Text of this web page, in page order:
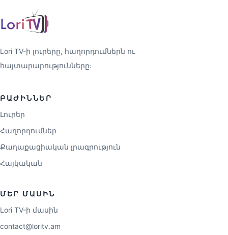
Lori TV-ի լուրերը, հաղորդումներն ու
հայտարարությունները։
ԲԱԺԻՆՆԵՐ
Լուրեր
Հաղորդումներ
Քաղաքացիական լրագրություն
Հայկական
ՄԵՐ ՄԱՍԻՆ
Lori TV-ի մասին
contact@loritv.am